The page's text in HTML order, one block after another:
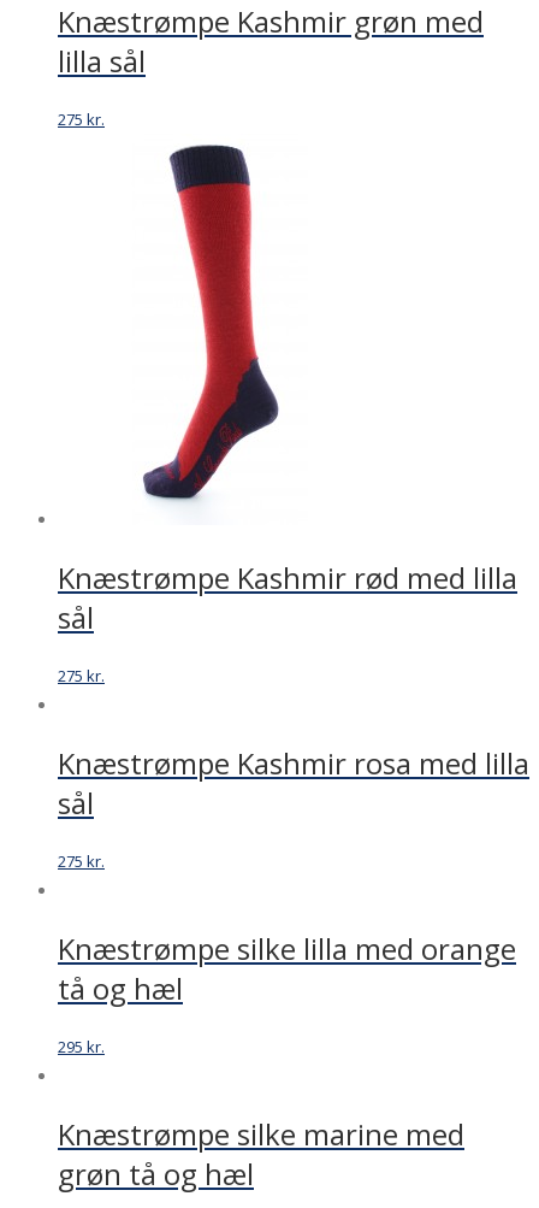
Knæstrømpe Kashmir grøn med
lilla sål
275 kr.
Knæstrømpe Kashmir rød med lilla
sål
275 kr.
Knæstrømpe Kashmir rosa med lilla
sål
275 kr.
Knæstrømpe silke lilla med orange
tå og hæl
295 kr.
Knæstrømpe silke marine med
grøn tå og hæl